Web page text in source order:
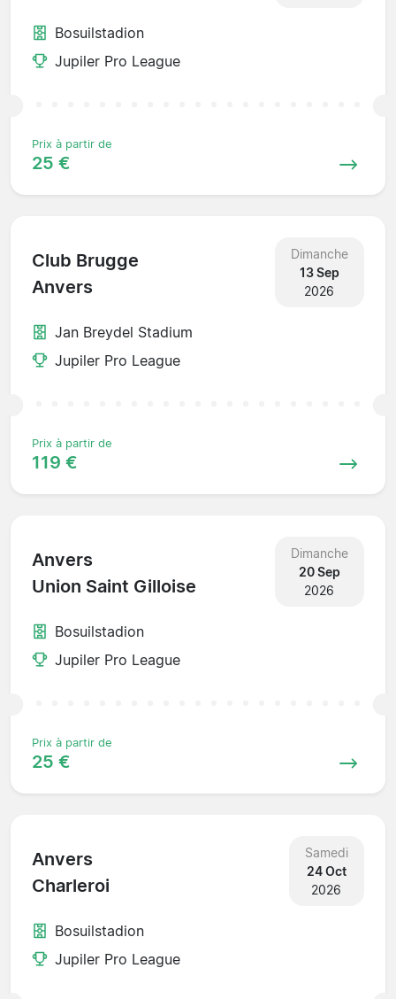
Bosuilstadion
Jupiler Pro League
Prix à partir de
25 €
Club Brugge
Anvers
Dimanche
13 Sep
2026
Jan Breydel Stadium
Jupiler Pro League
Prix à partir de
119 €
Anvers
Union Saint Gilloise
Dimanche
20 Sep
2026
Bosuilstadion
Jupiler Pro League
Prix à partir de
25 €
Anvers
Charleroi
Samedi
24 Oct
2026
Bosuilstadion
Jupiler Pro League